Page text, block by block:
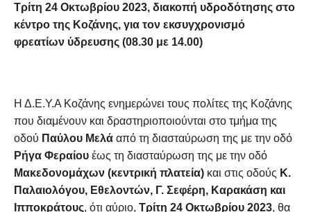
Τρίτη 24 Οκτωβρίου 2023, διακοπή υδροδότησης στο
κέντρο της Κοζάνης, για τον εκσυγχρονισμό
φρεατίων ύδρευσης (08.30 με 14.00)
Η Δ.Ε.Υ.Α Κοζάνης ενημερώνει τους πολίτες της Κοζάνης
που διαμένουν και δραστηριοποιούνται στο τμήμα της
οδού Παύλου Μελά από τη διασταύρωση της με την οδό
Ρήγα Φεραίου έως τη διασταύρωση της με την οδό
Μακεδονομάχων (κεντρική πλατεία) και στις οδούς Κ.
Παλαιολόγου, Εθελοντών, Γ. Σεφέρη, Καρακάση και
Ιπποκράτους, ότι αύριο, Τρίτη 24 Οκτωβρίου 2023, θα